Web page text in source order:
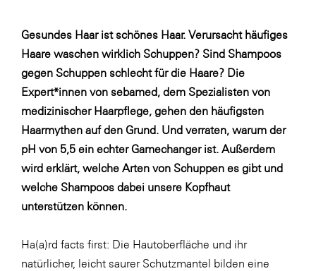
Fressnapf
FRoSTA
FV Energierohstoff & Kraftstoff
Gardena
Gas Connect Austria
GBV - Verband gemeinnütziger
Bauvereinigungen
Getzner Werkstoffe
ikp
Gesundes Haar ist schönes Haar. Verursacht häufiges
Haare waschen wirklich Schuppen? Sind Shampoos
gegen Schuppen schlecht für die Haare? Die
Expert*innen von sebamed, dem Spezialisten von
medizinischer Haarpflege, gehen den häufigsten
Haarmythen auf den Grund. Und verraten, warum der
pH von 5,5 ein echter Gamechanger ist. Außerdem
wird erklärt, welche Arten von Schuppen es gibt und
welche Shampoos dabei unsere Kopfhaut
unterstützen können.
Ha(a)rd facts first: Die Hautoberfläche und ihr
natürlicher, leicht saurer Schutzmantel bilden eine